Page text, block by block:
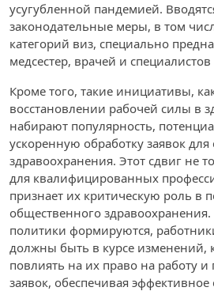
усугубленной пандемией.
законодательные меры, в том
категорий виз, специально
медсестер, врачей и
Кроме того, такие инициативы,
восстановлении рабочей силы в
набирают популярность,
ускоренную обработку заявок
здравоохранения. Этот сдвиг не
для квалифицированных
признает их критическую роль в
общественного здравоохранения.
политики формируются,
должны быть в курсе изменений,
повлиять на их право на работу
заявок, обеспечивая